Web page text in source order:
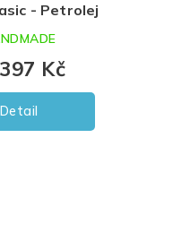
- Petrolej
397 Kč
Detail